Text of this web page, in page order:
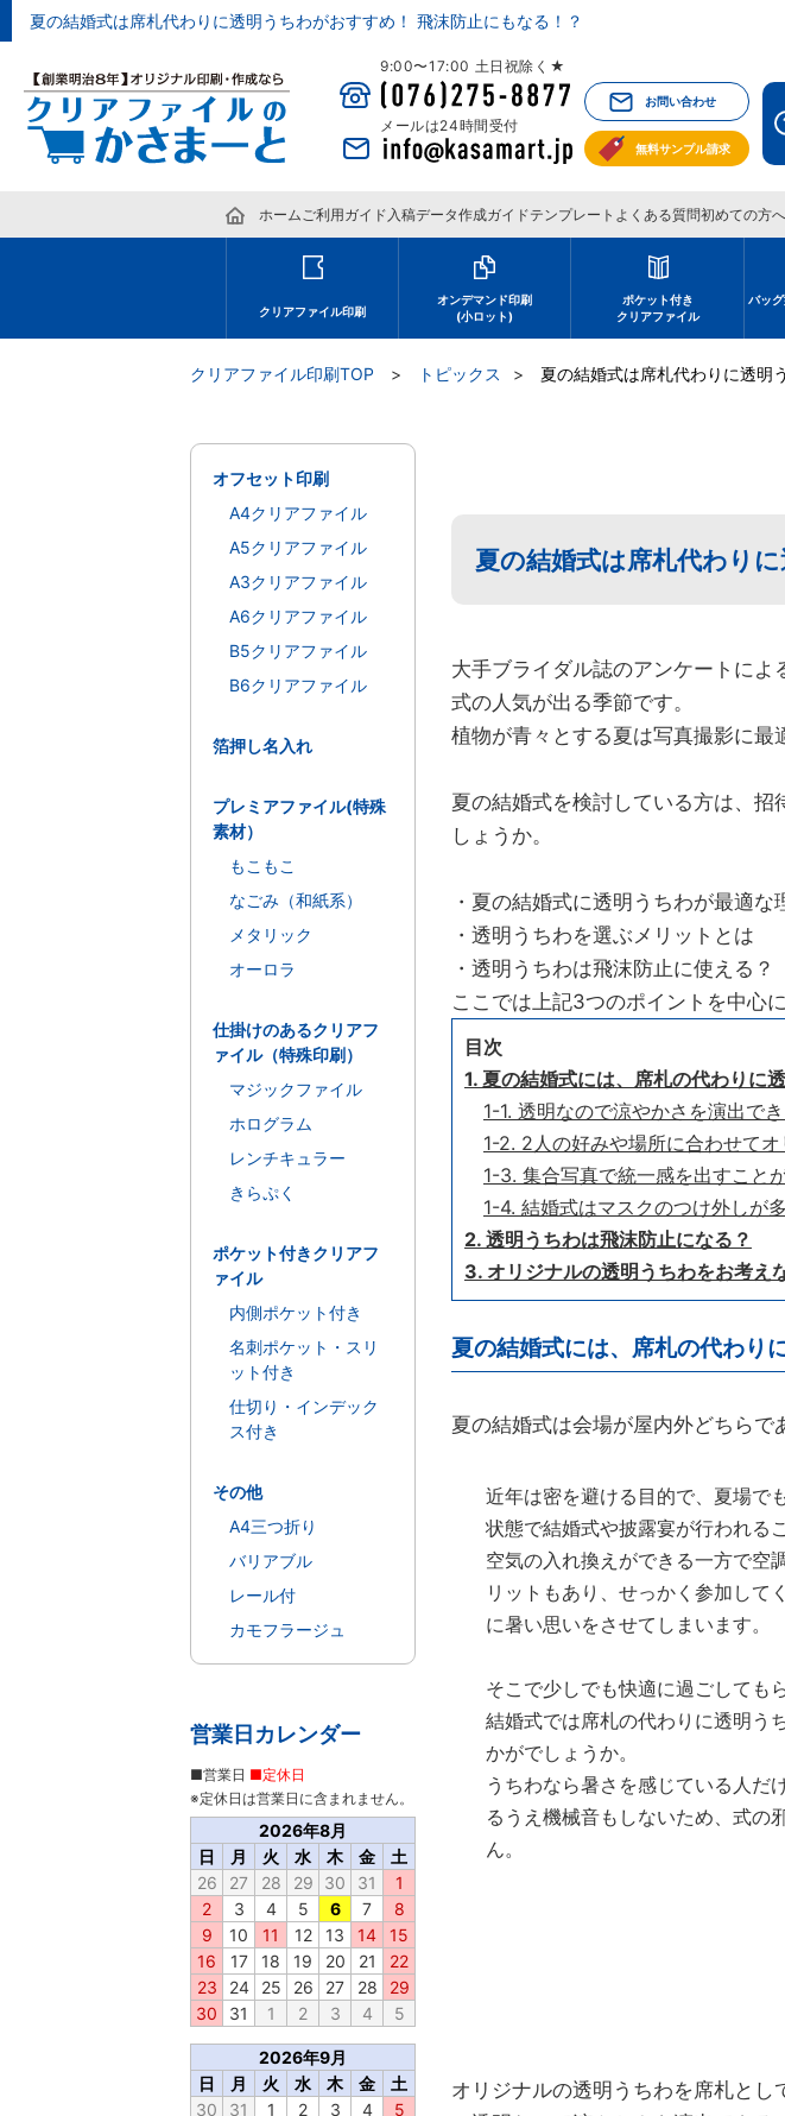
夏の結婚式は席札代わりに透明うちわがおすすめ！ 飛沫防止にもなる！？
9:00〜17:00 土日祝除く★
メールは24時間受付
お問い合わせ
無料サンプル請求
ホーム ご利用ガイド 入稿データ作成ガイドテンプレート よくある質問初めての方へ
クリアファイル印刷
オンデマンド印刷
(小ロット)
ポケット付き
クリアファイル
バッ
クリアファイル印刷TOP トピックス 夏の結婚式は席札代わりに透明
夏の結婚式は席札代わり
大手ブライダル誌のアンケートに
式の人気が出る季節です。
植物が青々とする夏は写真撮影に最
夏の結婚式を検討している方は、
しょうか。
・夏の結婚式に透明うちわが最適な
・透明うちわを選ぶメリットとは
・透明うちわは飛沫防止に使える？
ここでは上記3つのポイントを中心
目次
1. 夏の結婚式には、席札の代わりに
1-1. 透明なので涼やかさを演出で
1-2. 2人の好みや場所に合わせて
1-3. 集合写真で統一感を出すこと
1-4. 結婚式はマスクのつけ外しが
2. 透明うちわは飛沫防止になる？
3. オリジナルの透明うちわをお考え
夏の結婚式には、席札の代わり
夏の結婚式は会場が屋内外どちらで
近年は密を避ける目的で、夏場で
状態で結婚式や披露宴が行われる
空気の入れ換えができる一方で空
リットもあり、せっかく参加して
に暑い思いをさせてしまいます。
そこで少しでも快適に過ごしても
結婚式では席札の代わりに透明う
かがでしょうか。
うちわなら暑さを感じている人だ
るうえ機械音もしないため、式の
ん。
オリジナルの透明うちわを席札とし
オフセット印刷
A4クリアファイル
A5クリアファイル
A3クリアファイル
A6クリアファイル
B5クリアファイル
B6クリアファイル
箔押し名入れ
プレミアファイル(特殊
素材）
もこもこ
なごみ（和紙系）
メタリック
オーロラ
仕掛けのあるクリアフ
ァイル（特殊印刷）
マジックファイル
ホログラム
レンチキュラー
きらぷく
ポケット付きクリアフ
ァイル
内側ポケット付き
名刺ポケット・スリ
ット付き
仕切り・インデック
ス付き
その他
A4三つ折り
バリアブル
レール付
カモフラージュ
営業日カレンダー
2026年8月
日
月 火 水 木 金
土
26
27 28 29 30 31
1
2
3 4 5 6 7
8
9
10 11 12 13 14
15
16
17 18 19 20 21
22
23
24 25 26 27 28
29
30
31 1 2 3 4 5
2026年9月
日
月 火 水 木 金
土
30
31 1 2 3 4
5
■営業日 ■定休日
※定休日は営業日に含まれません。